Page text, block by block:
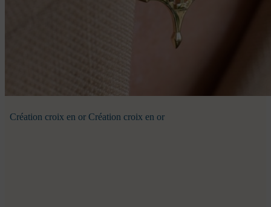
Création croix en or Création croix en or